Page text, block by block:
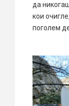
да
кои
поголем